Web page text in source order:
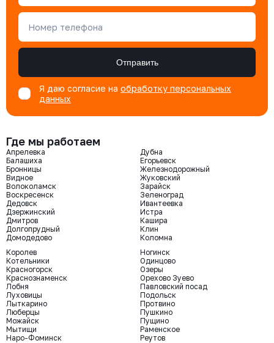
Номер телефона
Отправить
Я даю согласие на обработку персональных
данных
Где мы работаем
Апрелевка
Балашиха
Бронницы
Видное
Волоколамск
Воскресенск
Дедовск
Дзержинский
Дмитров
Долгопрудный
Домодедово
Дубна
Егорьевск
Железнодорожный
Жуковский
Зарайск
Зеленоград
Ивантеевка
Истра
Кашира
Клин
Коломна
Королев
Котельники
Красногорск
Краснознаменск
Лобня
Луховицы
Лыткарино
Люберцы
Можайск
Мытищи
Наро-Фоминск
Ногинск
Одинцово
Озеры
Орехово Зуево
Павловский посад
Подольск
Протвино
Пушкино
Пущино
Раменское
Реутов